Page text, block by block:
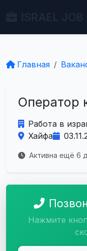
Главная
Оператор
Работа в
Хайфа
Активна ещё 6
Нажмите